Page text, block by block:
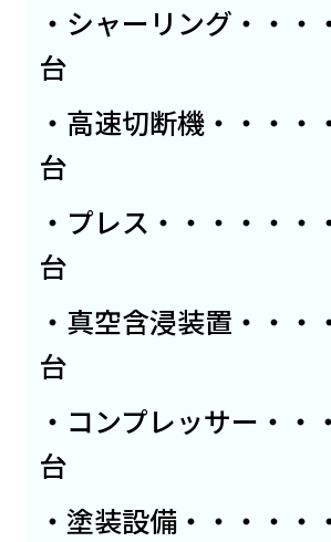
・シャーリング・・・
台
・高速切断機・・・・
台
・プレス・・・・・・
台
・真空含浸装置・・・
台
・コンプレッサー・・
台
・塗装設備・・・・・